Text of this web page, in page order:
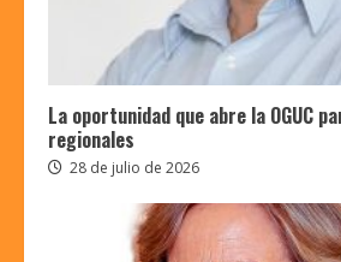
La oportunidad que abre la OGUC
regionales
28 de julio de 2026